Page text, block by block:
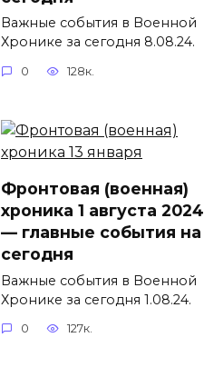
Важные события в Военной
Хронике за сегодня 8.08.24.
0 128к.
Фронтовая (военная)
хроника 1 августа 2024
— главные события на
сегодня
Важные события в Военной
Хронике за сегодня 1.08.24.
0 127к.